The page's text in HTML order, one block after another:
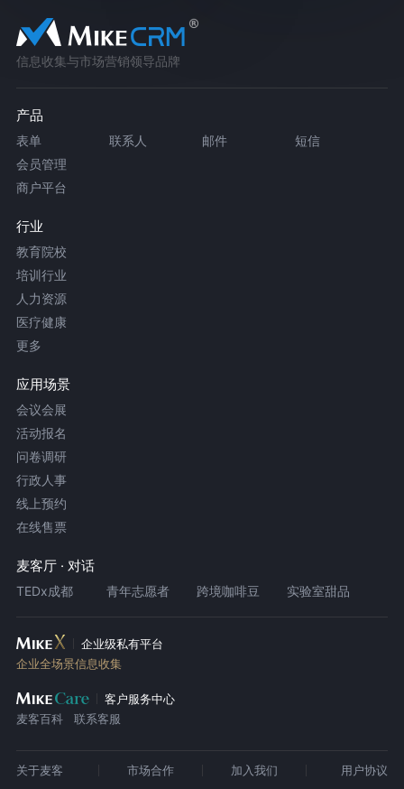
信息收集与市场营销领导品牌
产品
表单 联系人 邮件
短信
会员管理
商户平台
行业
教育院校
培训行业
人力资源
医疗健康
更多
应用场景
会议会展
活动报名
问卷调研
行政人事
线上预约
在线售票
麦客厅 · 对话
TEDx成都 青年志愿者 跨境咖啡豆 实验室甜品
企业级私有平台
企业全场景信息收集
客户服务中心
麦客百科
联系客服
关于麦客 市场合作 加入我们 用户协议